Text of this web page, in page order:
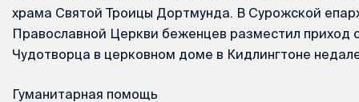
храма Святой Троицы Дортмунда. В Сурожской
Православной Церкви беженцев разместил приход
Чудотворца в церковном доме в Кидлингтоне
Гуманитарная помощь